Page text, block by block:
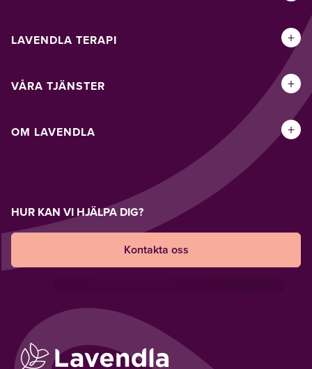
LAVENDLA TERAPI +
VÅRA TJÄNSTER +
OM LAVENDLA +
HUR KAN VI HJÄLPA DIG?
Kontakta oss